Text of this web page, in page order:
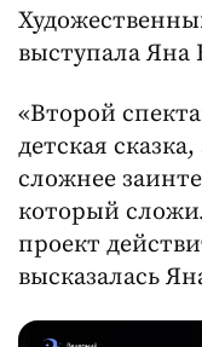
выступала
«Второй
детская
сложнее
который
проект
высказалась